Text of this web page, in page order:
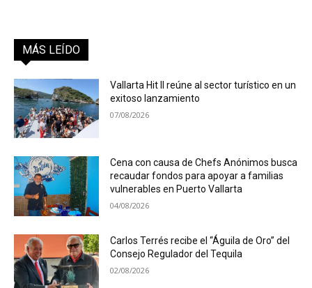
MÁS LEÍDO
Vallarta Hit II reúne al sector turístico en un
exitoso lanzamiento
07/08/2026
Cena con causa de Chefs Anónimos busca
recaudar fondos para apoyar a familias
vulnerables en Puerto Vallarta
04/08/2026
Carlos Terrés recibe el “Águila de Oro” del
Consejo Regulador del Tequila
02/08/2026